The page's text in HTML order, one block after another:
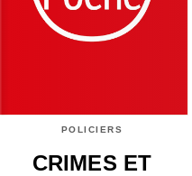
POLICIERS
CRIMES ET